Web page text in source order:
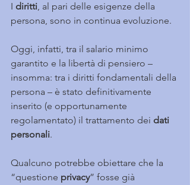
I diritti, al pari delle esigenze della
persona, sono in continua evoluzione.
Oggi, infatti, tra il salario minimo
garantito e la libertà di pensiero –
insomma: tra i diritti fondamentali della
persona – è stato definitivamente
inserito (e opportunamente
regolamentato) il trattamento dei dati
personali.
Qualcuno potrebbe obiettare che la
“questione privacy” fosse già